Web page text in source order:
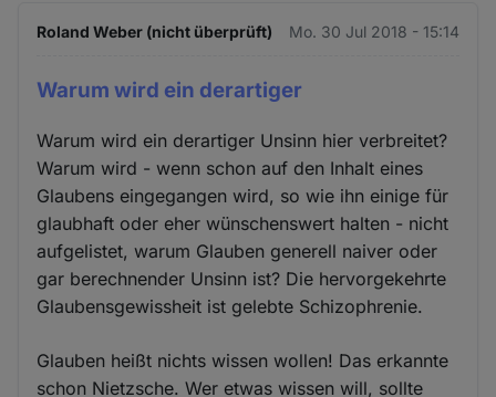
Roland Weber (nicht überprüft) Mo. 30 Jul 2018 - 15:14
Warum wird ein derartiger
Warum wird ein derartiger Unsinn hier verbreitet?
Warum wird - wenn schon auf den Inhalt eines
Glaubens eingegangen wird, so wie ihn einige für
glaubhaft oder eher wünschenswert halten - nicht
aufgelistet, warum Glauben generell naiver oder
gar berechnender Unsinn ist? Die hervorgekehrte
Glaubensgewissheit ist gelebte Schizophrenie.
Glauben heißt nichts wissen wollen! Das erkannte
schon Nietzsche. Wer etwas wissen will, sollte